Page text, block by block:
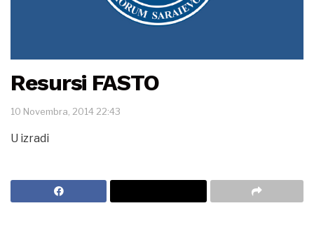
Resursi FASTO
10 Novembra, 2014 22:43
U izradi